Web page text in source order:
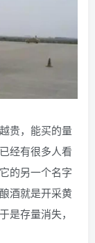
贵，能买的量
经有很多人看
的另一个名字
酒就是开采黄
是存量消失，